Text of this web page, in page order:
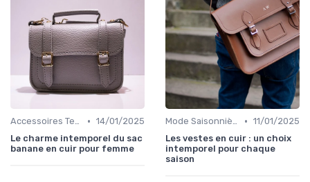
Accessoires Tendance • 14/01/2025
Le charme intemporel du sac
banane en cuir pour femme
Mode Saisonnière • 11/01/2025
Les vestes en cuir : un choix
intemporel pour chaque
saison